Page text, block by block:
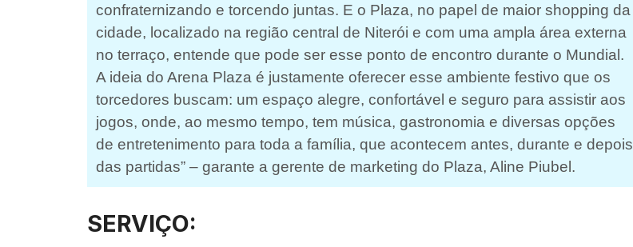
confraternizando e torcendo juntas. E o Plaza, no papel de maior shopping da
cidade, localizado na região central de Niterói e com uma ampla área externa
no terraço, entende que pode ser esse ponto de encontro durante o Mundial.
A ideia do Arena Plaza é justamente oferecer esse ambiente festivo que os
torcedores buscam: um espaço alegre, confortável e seguro para assistir aos
jogos, onde, ao mesmo tempo, tem música, gastronomia e diversas opções
de entretenimento para toda a família, que acontecem antes, durante e depois
das partidas” – garante a gerente de marketing do Plaza, Aline Piubel.
SERVIÇO: